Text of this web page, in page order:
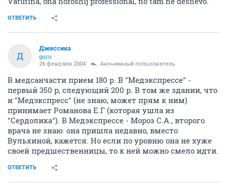
ОТВЕТИТЬ
Д
Джессика
guru
26 февраля 2004 Анонимный пользователь
В медсанчасти прием 180 р. В "Медэкспрессе" -
первый 350 р, следующий 200 р. В том же здании, что
и "Медэкспресс" (не знаю, может прям к ним)
принимает Романова Е.Г (которая ушла из
"Сердолика"). В Медэкспрессе - Мороз С.А., второго
врача не знаю: она пришла недавно, вместо
Вульхиной, кажется. Но если по уровню она не хуже
своей предшественницы, то к ней можно смело идти.
ОТВЕТИТЬ